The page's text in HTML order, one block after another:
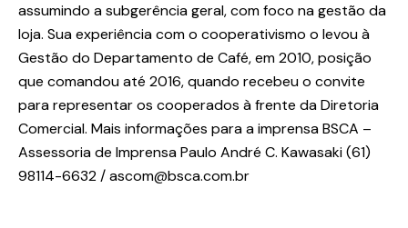
assumindo a subgerência geral, com foco na gestão da
loja. Sua experiência com o cooperativismo o levou à
Gestão do Departamento de Café, em 2010, posição
que comandou até 2016, quando recebeu o convite
para representar os cooperados à frente da Diretoria
Comercial. Mais informações para a imprensa BSCA –
Assessoria de Imprensa Paulo André C. Kawasaki (61)
98114-6632 / ascom@bsca.com.br